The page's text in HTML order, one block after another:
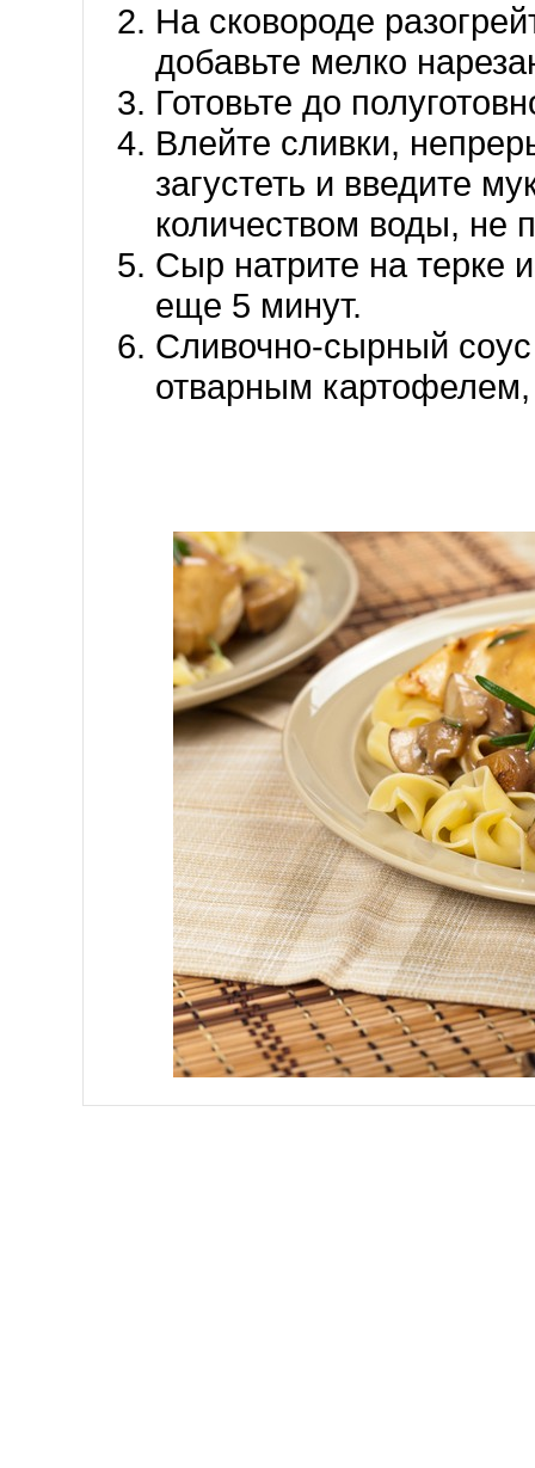
На сковороде
добавьте мелко
Готовьте до
Влейте сливки,
загустеть и введите
количеством воды, не
Сыр натрите на терке
еще 5 минут.
Сливочно-сырный
отварным